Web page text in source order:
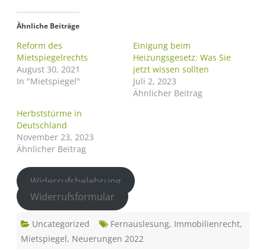
Ähnliche Beiträge
Reform des
Mietspiegelrechts
August 30, 2021
In "Mietspiegel"
Einigung beim
Heizungsgesetz: Was Sie
jetzt wissen sollten
Juli 2, 2023
Ähnlicher Beitrag
Herbststürme in
Deutschland
November 23, 2023
Ähnlicher Beitrag
Widerrufsbelehrung
Widerrufsformular
Uncategorized Fernauslesung, Immobilienrecht,
Mietspiegel, Neuerungen 2022